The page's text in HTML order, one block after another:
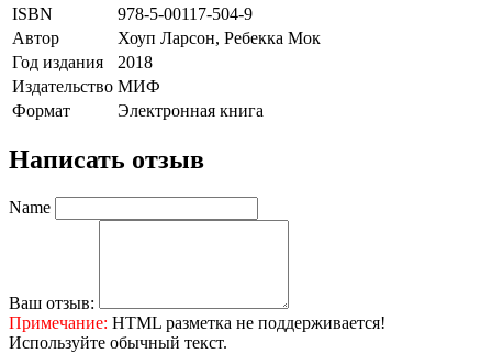
ISBN
978-5-00117-504-9
Автор
Хоуп Ларсон, Ребекка Мок
Год издания
2018
Издательство МИФ
Формат
Электронная книга
Написать отзыв
Name
Ваш отзыв:
Примечание: HTML разметка не поддерживается!
Используйте обычный текст.